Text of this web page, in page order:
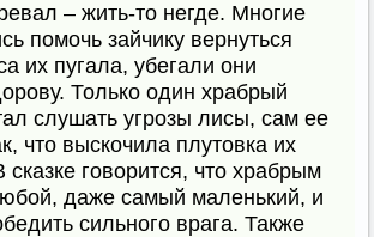
– жить-то негде. Многие
помочь зайчику вернуться
их пугала, убегали они
Только один храбрый
слушать угрозы лисы, сам ее
что выскочила плутовка их
говорится, что храбрым
даже самый маленький, и
сильного врага. Также